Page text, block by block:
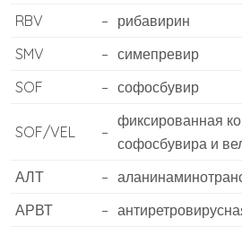
RBV
– рибавирин
SMV
– симепревир
SOF
– софосбувир
SOF/VEL –
фиксированная
софосбувира и
АЛТ
–
АРВТ
–